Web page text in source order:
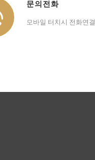
문의전화
모바일 터치시 전화연결